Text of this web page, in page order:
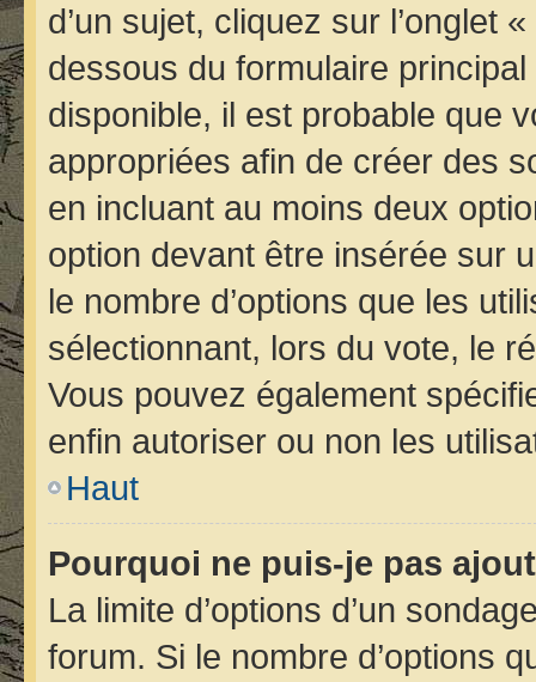
d’un sujet, cliquez sur l’onglet
dessous du formulaire
disponible, il est probable que
appropriées afin de créer des
en incluant au moins deux
option devant être insérée sur
le nombre d’options que les
sélectionnant, lors du vote, le
Vous pouvez également
enfin autoriser ou non les
Haut
Pourquoi ne puis-je pas
La limite d’options d’un
forum. Si le nombre d’options